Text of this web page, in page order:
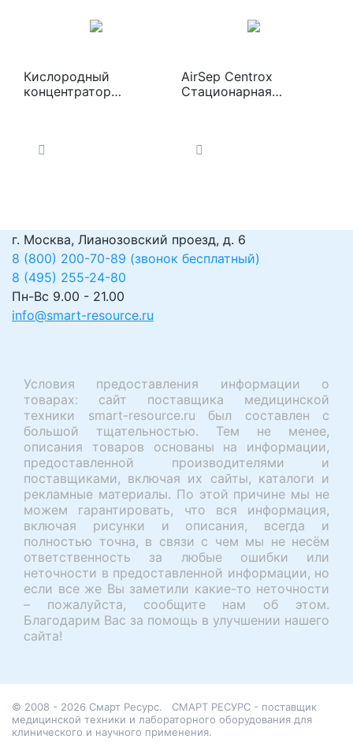
Кислородный
концентратор
AirSep Centrox
Стационарная
г. Москва, Лианозовский проезд, д. 6
8 (800) 200-70-89 (звонок бесплатный)
8 (495) 255-24-80
Пн-Вс 9.00 - 21.00
info@smart-resource.ru
Условия предоставления информации о
товарах: сайт поставщика медицинской
техники smart-resource.ru был составлен с
большой тщательностью. Тем не менее,
описания товаров основаны на информации,
предоставленной производителями и
поставщиками, включая их сайты, каталоги и
рекламные материалы. По этой причине мы не
можем гарантировать, что вся информация,
включая рисунки и описания, всегда и
полностью точна, в связи с чем мы не несём
ответственность за любые ошибки или
неточности в предоставленной информации, но
если все же Вы заметили какие-то неточности
– пожалуйста, сообщите нам об этом.
Благодарим Вас за помощь в улучшении нашего
сайта!
© 2008 - 2026 Смарт Ресурс. СМАРТ РЕСУРС - поставщик
медицинской техники и лабораторного оборудования для
клинического и научного применения.